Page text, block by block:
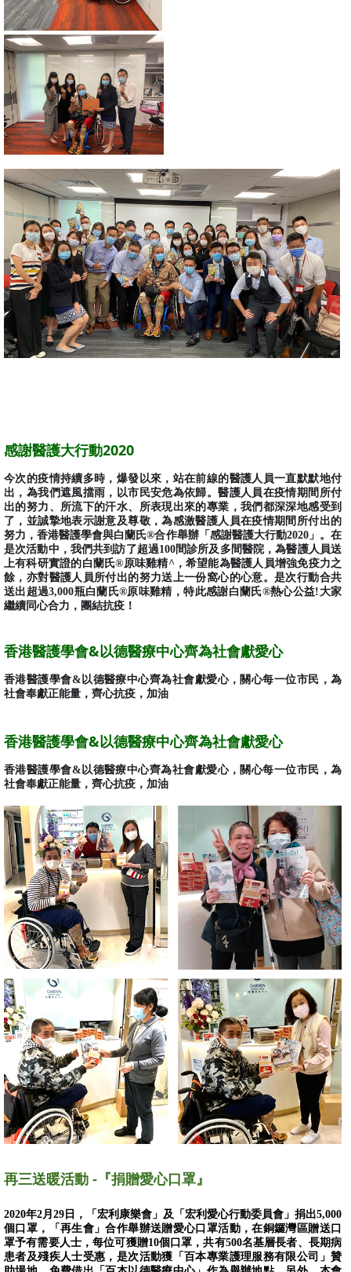
感謝醫護大行動2020
今次的疫情持續多時，爆發以來，站在前線的醫護人員一直默默地付
出，為我們遮風擋雨，以市民安危為依歸。醫護人員在疫情期間所付
出的努力、所流下的汗水、所表現出來的專業，我們都深深地感受到
了，並誠摯地表示謝意及尊敬，為感激醫護人員在疫情期間所付出的
努力，香港醫護學會與白蘭氏®合作舉辦「感謝醫護大行動2020」。在
是次活動中，我們共到訪了超過100間診所及多間醫院，為醫護人員送
上有科研實證的白蘭氏®原味雞精^，希望能為醫護人員增強免疫力之
餘，亦對醫護人員所付出的努力送上一份窩心的心意。是次行動合共
送出超過3,000瓶白蘭氏®原味雞精，特此感謝白蘭氏®熱心公益!大家
繼續同心合力，團結抗疫！
香港醫護學會&以德醫療中心齊為社會獻愛心
香港醫護學會&以德醫療中心齊為社會獻愛心，關心每一位市民，為
社會奉獻正能量，齊心抗疫，加油
香港醫護學會&以德醫療中心齊為社會獻愛心
香港醫護學會&以德醫療中心齊為社會獻愛心，關心每一位市民，為
社會奉獻正能量，齊心抗疫，加油
再三送暖活動 -『捐贈愛心口罩』
2020年2月29日，「宏利康樂會」及「宏利愛心行動委員會」捐出5,000
個口罩，「再生會」合作舉辦送贈愛心口罩活動，在銅鑼灣區贈送口
罩予有需要人士，每位可獲贈10個口罩，共有500名基層長者、長期病
患者及殘疾人士受惠，是次活動獲「百本專業護理服務有限公司」贊